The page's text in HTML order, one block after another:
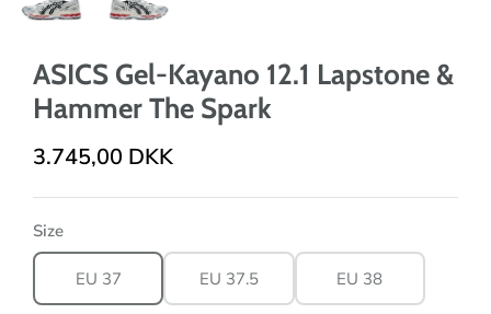
ASICS Gel-Kayano 12.1 Lapstone &
Hammer The Spark
3.745,00 DKK
Size
EU 37 EU 37.5 EU 38